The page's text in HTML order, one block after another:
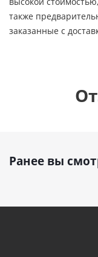
также
заказанные с
Ранее вы